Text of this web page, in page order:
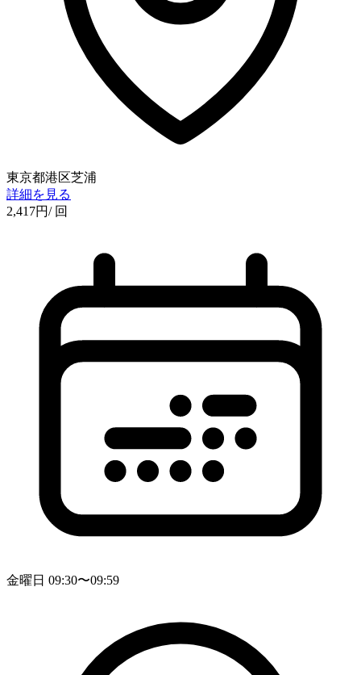
東京都港区芝浦
詳細を見る
2,417円/ 回
金曜日 09:30〜09:59